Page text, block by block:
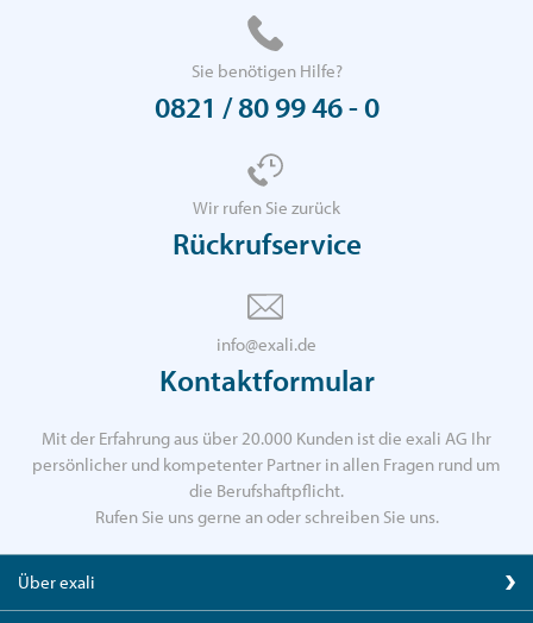
Sie benötigen Hilfe?
0821 / 80 99 46 - 0
Wir rufen Sie zurück
Rückrufservice
info@exali.de
Kontaktformular
Mit der Erfahrung aus über 20.000 Kunden ist die exali AG Ihr
persönlicher und kompetenter Partner in allen Fragen rund um
die Berufshaftpflicht.
Rufen Sie uns gerne an oder schreiben Sie uns.
Über exali